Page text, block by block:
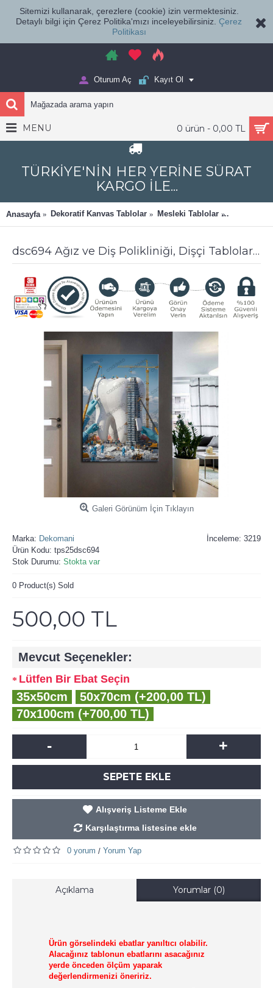
Sitemizi kullanarak, çerezlere (cookie) izin vermektesiniz.
Detaylı bilgi için Çerez Politika'mızı inceleyebilirsiniz. Çerez
Politikası
Oturum Aç Kayıt Ol
0 ürün - 0,00 TL
MENU
TÜRKİYE'NİN HER YERİNE SÜRAT
KARGO İLE...
Anasayfa Dekoratif Kanvas Tablolar Mesleki Tablolar
dsc694 Ağız ve Diş Polikliniği, Dişçi Tabloları, Diş Hekimi, Tablo
Galeri Görünüm İçin Tıklayın
İnceleme: 3219
Marka: Dekomani
Ürün Kodu: tps25dsc694
Stok Durumu: Stokta var
0 Product(s) Sold
500,00 TL
Mevcut Seçenekler:
Lütfen Bir Ebat Seçin
35x50cm
50x70cm (+200,00 TL)
70x100cm (+700,00 TL)
- +
SEPETE EKLE
Alışveriş Listeme Ekle
Karşılaştırma listesine ekle
0 yorum / Yorum Yap
Açıklama Yorumlar (0)
Ürün görselindeki ebatlar yanıltıcı olabilir.
Alacağınız tablonun ebatlarını asacağınız
yerde önceden ölçüm yaparak
değerlendirmenizi öneririz.